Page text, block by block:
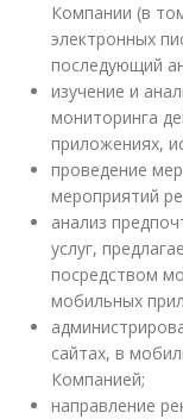
Компании (в
электронных
последующий
изучение и
мониторинга
приложениях,
проведение
мероприятий
анализ
услуг,
посредством
мобильных
сайтах, в
Компанией;
направление